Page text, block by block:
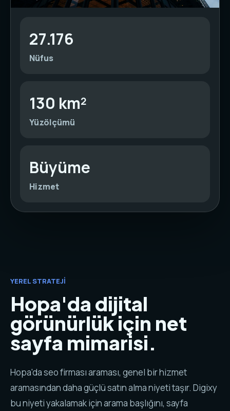
27.176
Nüfus
130 km²
Yüzölçümü
Büyüme
Hizmet
YEREL STRATEJI
Hopa'da dijital
görünürlük için net
sayfa mimarisi.
Hopa'da seo firması araması, genel bir hizmet
aramasından daha güçlü satın alma niyeti taşır. Digixy
bu niyeti yakalamak için arama başlığını, sayfa